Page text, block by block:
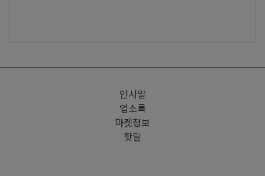
인사말
업소록
마켓정보
핫딜